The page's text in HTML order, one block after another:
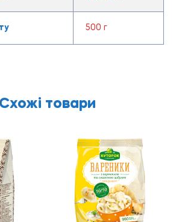
500 г
Схожі товари